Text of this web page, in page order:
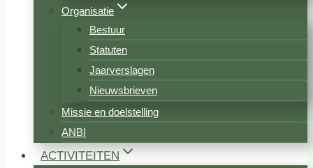
Organisatie
Bestuur
Statuten
Jaarverslagen
Nieuwsbrieven
Missie en doelstelling
ANBI
ACTIVITEITEN